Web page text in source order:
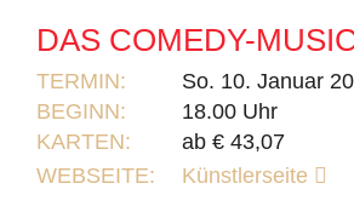
DAS COMEDY-
TERMIN:
So. 10. Januar
BEGINN:
18.00 Uhr
KARTEN:
ab € 43,07
WEBSEITE:
Künstlerseite